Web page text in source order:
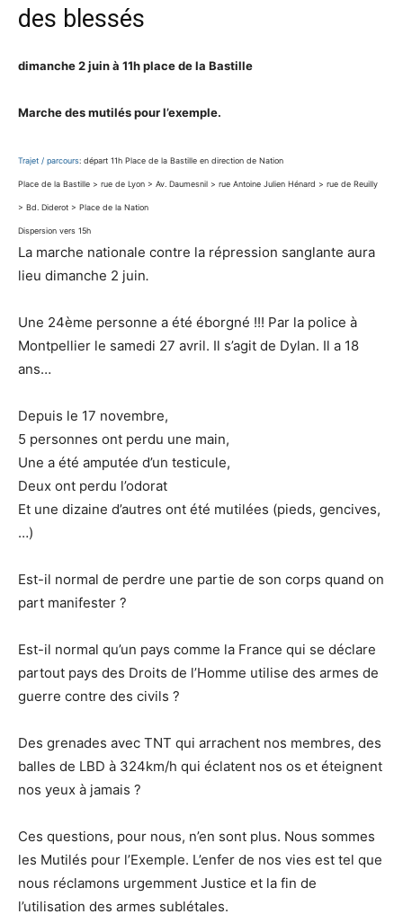
des blessés
dimanche 2 juin à 11h place de la Bastille
Marche des mutilés pour l’exemple.
Trajet / parcours: départ 11h Place de la Bastille en direction de Nation
Place de la Bastille > rue de Lyon > Av. Daumesnil > rue Antoine Julien Hénard > rue de Reuilly
> Bd. Diderot > Place de la Nation
Dispersion vers 15h
La marche nationale contre la répression sanglante aura
lieu dimanche 2 juin.
Une 24ème personne a été éborgné !!! Par la police à
Montpellier le samedi 27 avril. Il s’agit de Dylan. Il a 18
ans…
Depuis le 17 novembre,
5 personnes ont perdu une main,
Une a été amputée d’un testicule,
Deux ont perdu l’odorat
Et une dizaine d’autres ont été mutilées (pieds, gencives,
…)
Est-il normal de perdre une partie de son corps quand on
part manifester ?
Est-il normal qu’un pays comme la France qui se déclare
partout pays des Droits de l’Homme utilise des armes de
guerre contre des civils ?
Des grenades avec TNT qui arrachent nos membres, des
balles de LBD à 324km/h qui éclatent nos os et éteignent
nos yeux à jamais ?
Ces questions, pour nous, n’en sont plus. Nous sommes
les Mutilés pour l’Exemple. L’enfer de nos vies est tel que
nous réclamons urgemment Justice et la fin de
l’utilisation des armes sublétales.